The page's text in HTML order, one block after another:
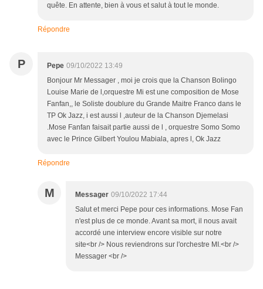
quête. En attente, bien à vous et salut à tout le monde.
Répondre
P Pepe 09/10/2022 13:49
Bonjour Mr Messager , moi je crois que la Chanson Bolingo
Louise Marie de l,orquestre Mi est une composition de Mose
Fanfan,, le Soliste doublure du Grande Maitre Franco dans le
TP Ok Jazz, i est aussi l ,auteur de la Chanson Djemelasi
.Mose Fanfan faisait partie aussi de l , orquestre Somo Somo
avec le Prince Gilbert Youlou Mabiala, apres l, Ok Jazz
Répondre
M Messager 09/10/2022 17:44
Salut et merci Pepe pour ces informations. Mose Fan
n'est plus de ce monde. Avant sa mort, il nous avait
accordé une interview encore visible sur notre
site<br /> Nous reviendrons sur l'orchestre MI.<br />
Messager <br />